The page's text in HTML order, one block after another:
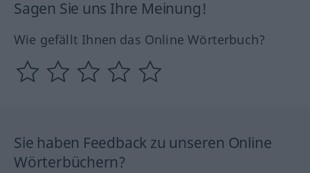
Sagen Sie uns Ihre Meinung!
Wie gefällt Ihnen das Online Wörterbuch?
Sie haben Feedback zu unseren Online
Wörterbüchern?